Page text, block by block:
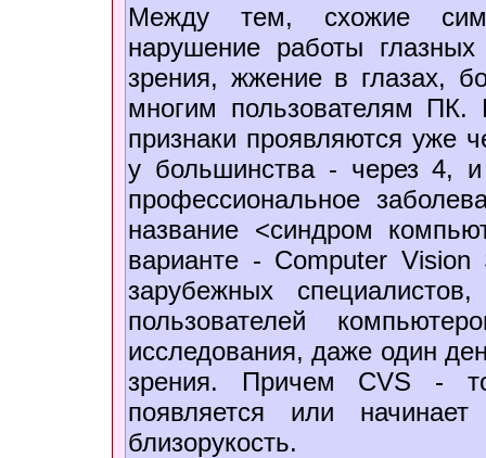
Между тем, схожие
нарушение работы
зрения, жжение в глазах,
многим пользователям ПК.
признаки проявляются уже
у большинства - через 4,
профессиональное
название <синдром
варианте - Computer
зарубежных
пользователей
исследования, даже один
зрения. Причем CVS -
появляется или
близорукость.